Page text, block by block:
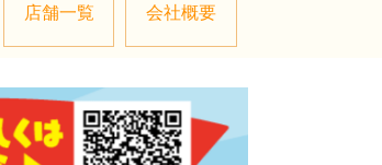
店舗一覧 会社概要